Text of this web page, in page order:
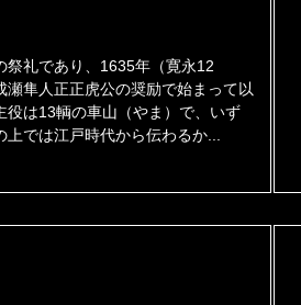
祭礼であり、1635年（寛永12
隼人正正虎公の奨励で始まって以
は13輌の車山（やま）で、いず
では江戸時代から伝わるか...